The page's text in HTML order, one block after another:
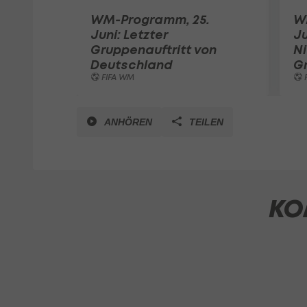
WM-Programm, 25.
Juni: Letzter
Gruppenauftritt von
Deutschland
FIFA WM
ANHÖREN TEILEN